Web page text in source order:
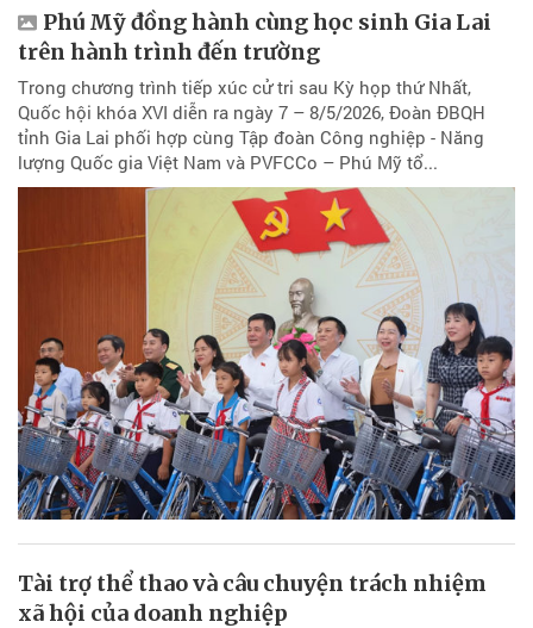
Phú Mỹ đồng hành cùng học sinh Gia Lai
trên hành trình đến trường
Trong chương trình tiếp xúc cử tri sau Kỳ họp thứ Nhất,
Quốc hội khóa XVI diễn ra ngày 7 – 8/5/2026, Đoàn ĐBQH
tỉnh Gia Lai phối hợp cùng Tập đoàn Công nghiệp - Năng
lượng Quốc gia Việt Nam và PVFCCo – Phú Mỹ tổ...
Tài trợ thể thao và câu chuyện trách nhiệm
xã hội của doanh nghiệp